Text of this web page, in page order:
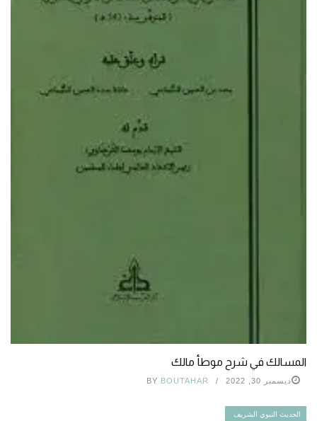
المسالك في شرح موطأ مالك
ديسمبر 30, 2022 BY BOUTAHAR
الحديث النبوي الشريف